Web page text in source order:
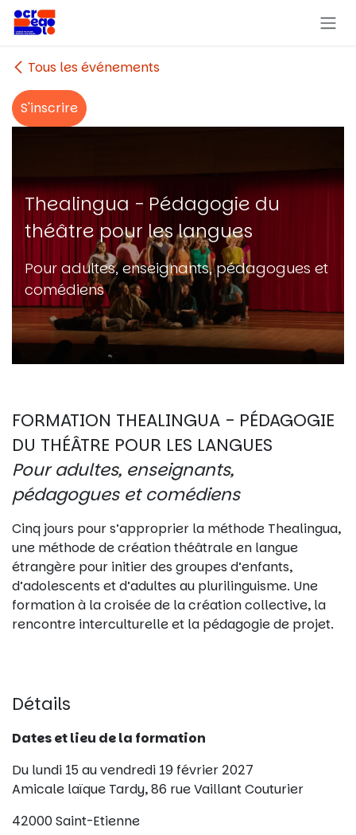
Se rendre au contenu
Tous les événements
S'inscrire
Thealingua - Pédagogie du
théâtre pour les langues
Pour adultes, enseignants, pédagogues et
comédiens
FORMATION THEALINGUA - PÉDAGOGIE
DU THÉÂTRE POUR LES LANGUES
Pour adultes, enseignants,
pédagogues et comédiens
Cinq jours pour s’approprier la méthode Thealingua,
une méthode de création théâtrale en langue
étrangère pour initier des groupes d’enfants,
d’adolescents et d’adultes au plurilinguisme. Une
formation à la croisée de la création collective, la
rencontre interculturelle et la pédagogie de projet.
Détails
Dates et lieu de la formation
Du lundi 15 au vendredi 19 février 2027
Amicale laïque Tardy, 86 rue Vaillant Couturier
42000 Saint-Etienne